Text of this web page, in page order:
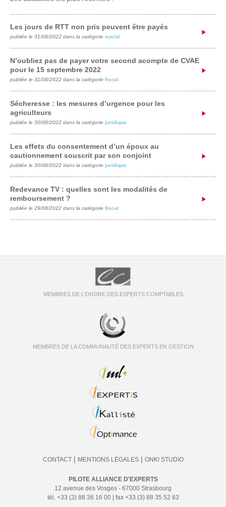
Les jours de RTT non pris peuvent être payés
publiée le 31/08/2022 dans la catégorie social
N’oubliez pas de payer votre second acompte de CVAE
pour le 15 septembre 2022
publiée le 31/08/2022 dans la catégorie fiscal
Sécheresse : les mesures d’urgence pour les
agriculteurs
publiée le 30/08/2022 dans la catégorie juridique
Les effets du consentement d’un époux au
cautionnement souscrit par son conjoint
publiée le 30/08/2022 dans la catégorie juridique
Redevance TV : quelles sont les modalités de
remboursement ?
publiée le 29/08/2022 dans la catégorie fiscal
MEMBRES DE L'ORDRE DES EXPERTS COMPTABLES
MEMBRES DE LA COMMUNAUTÉ DES EXPERTS EN GESTION
CONTACT| MENTIONS LÉGALES| ONK! STUDIO
PILOTE ALLIANCE D'EXPERTS
12 avenue des Vosges - 67000 Strasbourg
tél. +33 (3) 88 36 16 00 | fax +33 (3) 88 35 52 63